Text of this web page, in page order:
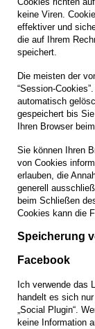
keine Viren.
effektiver und
die auf Ihrem
speichert.
Die meisten der
“Session-
automatisch
gespeichert bis
Ihren Browser
Sie können Ihren
von Cookies
erlauben, die
generell
beim Schließen
Cookies kann die
Speicherung
Facebook
Ich verwende das
handelt es sich
„Social Plugin“.
keine Information